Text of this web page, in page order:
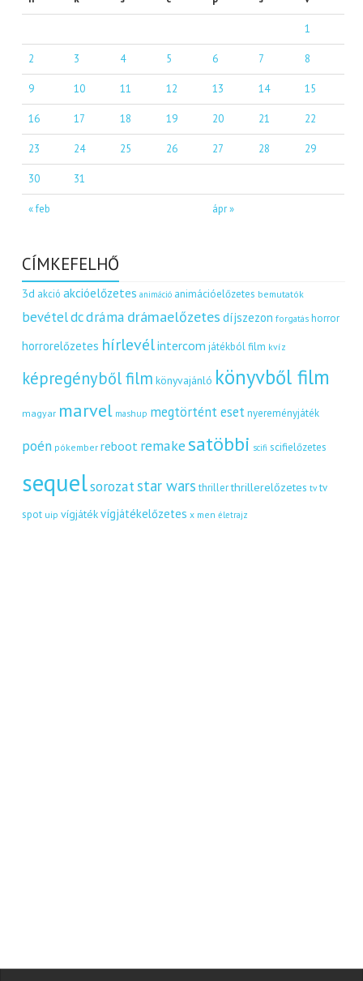
« feb ápr »
1
2 3 4 5 6 7 8
9 10 11 12 13 14 15
16 17 18 19 20 21 22
23 24 25 26 27 28 29
30 31
CÍMKEFELHŐ
3d akció akcióelőzetes animáció animációelőzetes bemutatók
bevételdcdráma drámaelőzetes díjszezon forgatás horror
horrorelőzetes hírlevélintercom játékból film kvíz
képregényből film könyvajánló könyvből film
magyar marvel mashup megtörtént eset nyereményjáték
poén pókember reboot remakesatöbbi scifi scifielőzetes
sequelsorozatstar wars thriller thrillerelőzetes tv tv
spot uip vígjátékvígjátékelőzetes x men életrajz